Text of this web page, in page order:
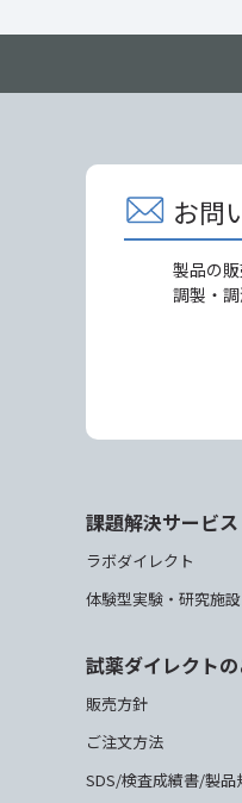
お問
製品の
調製・
課題解決サービス
ラボダイレクト
体験型実験・研究施
試薬ダイレクト
販売方針
ご注文方法
SDS/検査成績書/製品